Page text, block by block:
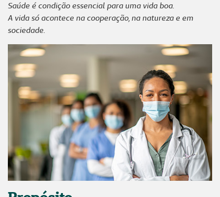
Saúde é condição essencial para uma vida boa.
A vida só acontece na cooperação, na natureza e em
sociedade.